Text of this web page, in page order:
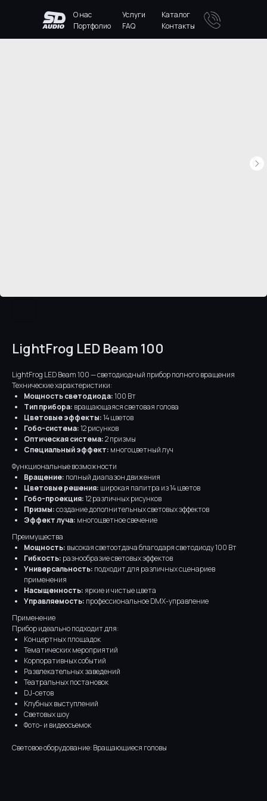
Каталог
Услуги
О нас
Портфолио
FAQ Контакты
LightFrog LED Beam 100
LightFrog LED Beam 100 — светодиодный прибор полного вращения
Технические характеристики:
Мощность светодиода:100 Вт
Тип прибора: вращающаяся световая голова
Цветовые эффекты:14 цветов
Гобо-система:12 рисунков
Оптическая система:2 призмы
Специальный эффект: многоцветный луч
Функциональные возможности
Вращение: полный диапазон движения
Цветовые решения: широкая палитра из 14 цветов
Гобо-проекция:12 различных рисунков
Призмы:создание дополнительных световых эффектов
Эффект луча: многоцветное свечение
Преимущества
Мощность: высокая светоотдача благодаря светодиоду 100 Вт
Гибкость: разнообразие световых эффектов
Универсальность: подходит для различных сценариев
применения
Насыщенность: яркие и чистые цвета
Управляемость: профессиональное DMX-управление
Применение
Прибор идеально подходит для:
Концертных площадок
Тематических мероприятий
Корпоративных событий
Развлекательных заведений
Театральных постановок
DJ-сетов
Клубных выступлений
Световых шоу
Фото- и видеосъемок
Световое оборудование: Вращающиеся головы